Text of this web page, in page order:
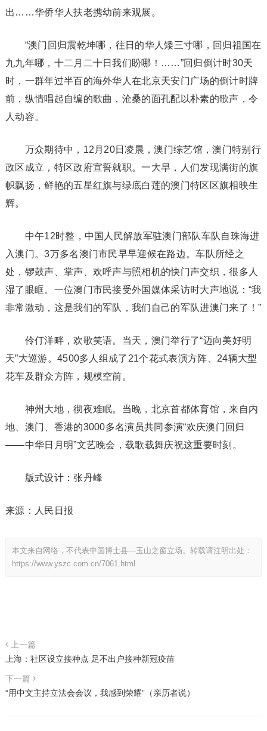
出……华侨华人扶老携幼前来观展。
“澳门回归震乾坤哪，往日的华人矮三寸哪，回归祖国在
九九年哪，十二月二十日我们盼哪！……”回归倒计时30天
时，一群年过半百的海外华人在北京天安门广场的倒计时牌
前，纵情唱起自编的歌曲，沧桑的面孔配以朴素的歌声，令
人动容。
万众期待中，12月20日凌晨，澳门综艺馆，澳门特别行
政区成立，特区政府宣誓就职。一大早，人们发现满街的旗
帜飘扬，鲜艳的五星红旗与绿底白莲的澳门特区区旗相映生
辉。
中午12时整，中国人民解放军驻澳门部队车队自珠海进
入澳门。3万多名澳门市民早早迎候在路边。车队所经之
处，锣鼓声、掌声、欢呼声与照相机的快门声交织，很多人
湿了眼眶。一位澳门市民接受外国媒体采访时大声地说：“我
非常激动，这是我们的军队，我们自己的军队进澳门来了！”
伶仃洋畔，欢歌笑语。当天，澳门举行了“迈向美好明
天”大巡游。4500多人组成了21个花式表演方阵、24辆大型
花车及群众方阵，规模空前。
神州大地，彻夜难眠。当晚，北京首都体育馆，来自内
地、澳门、香港的3000多名演员共同参演“欢庆澳门回归
——中华日月明”文艺晚会，载歌载舞庆祝这重要时刻。
版式设计：张丹峰
来源：人民日报
本文来自网络，不代表中国博士县—玉山之窗立场。转载请注明出处：
https://www.yszc.com.cn/7061.html
上一篇
上海：社区设立接种点 足不出户接种新冠疫苗
下一篇
“用中文主持立法会会议，我感到荣耀”（亲历者说）